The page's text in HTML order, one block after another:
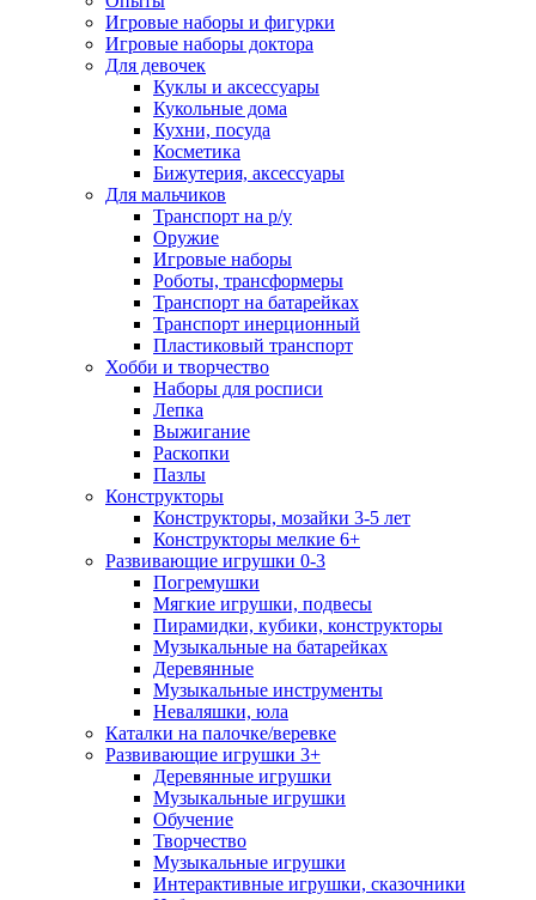
Игровые наборы и фигурки
Игровые наборы доктора
Для девочек
Куклы и аксессуары
Кукольные дома
Кухни, посуда
Косметика
Бижутерия, аксессуары
Для мальчиков
Транспорт на р/у
Оружие
Игровые наборы
Роботы, трансформеры
Транспорт на батарейках
Транспорт инерционный
Пластиковый транспорт
Хобби и творчество
Наборы для росписи
Лепка
Выжигание
Раскопки
Пазлы
Конструкторы
Конструкторы, мозайки 3-5 лет
Конструкторы мелкие 6+
Развивающие игрушки 0-3
Погремушки
Мягкие игрушки, подвесы
Пирамидки, кубики, конструкторы
Музыкальные на батарейках
Деревянные
Музыкальные инструменты
Неваляшки, юла
Каталки на палочке/веревке
Развивающие игрушки 3+
Деревянные игрушки
Музыкальные игрушки
Обучение
Творчество
Музыкальные игрушки
Интерактивные игрушки, сказочники